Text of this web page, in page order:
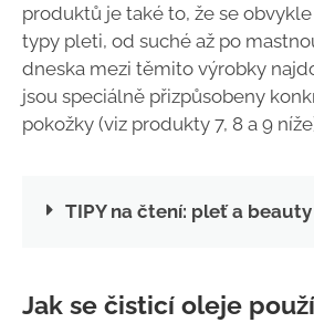
produktů je také to, že se
typy pleti, od suché až po
dneska mezi těmito výrobky
jsou speciálně přizpůsobeny
pokožky (viz produkty 7, 8 a 9
TIPY na čtení: pleť a beauty
Jak se čisticí oleje